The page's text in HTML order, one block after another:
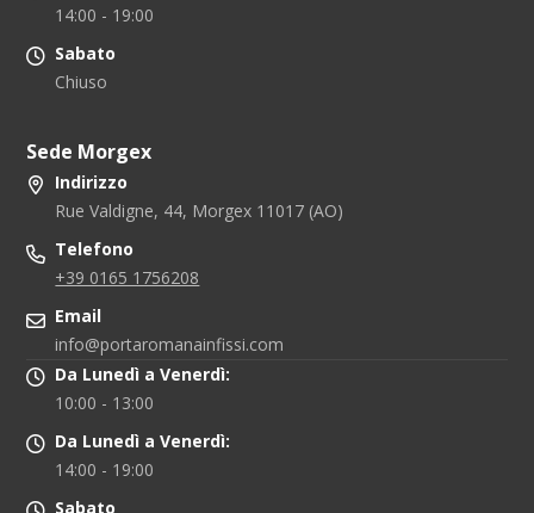
14:00 - 19:00
Sabato
Chiuso
Sede Morgex
Indirizzo
Rue Valdigne, 44, Morgex 11017 (AO)
Telefono
+39 0165 1756208
Email
info@portaromanainfissi.com
Da Lunedì a Venerdì:
10:00 - 13:00
Da Lunedì a Venerdì:
14:00 - 19:00
Sabato